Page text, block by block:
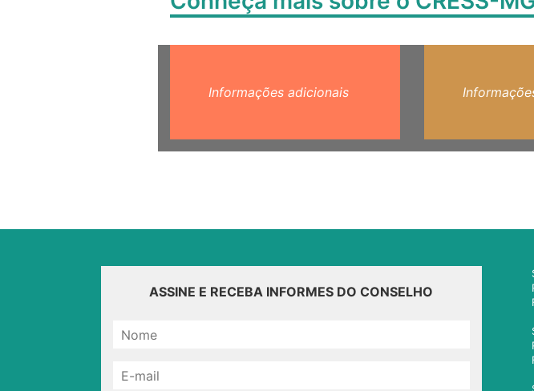
Informações adicionais
ASSINE E RECEBA INFORMES DO CONSELHO